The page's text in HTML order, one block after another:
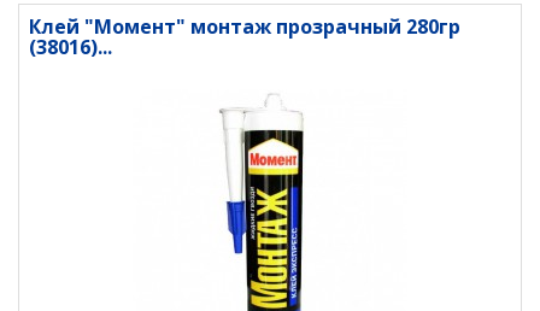
Клей "Момент" монтаж прозрачный 280гр
(38016)...